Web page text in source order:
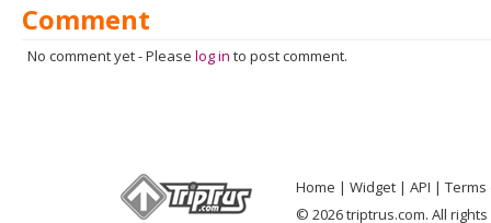
Comment
No comment yet-Please log in to post comment.
Home Widget API
Terms
© 2026 triptrus.com. All